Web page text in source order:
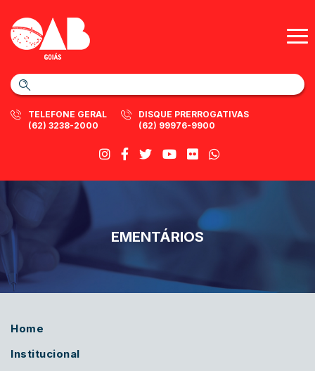
TELEFONE GERAL
(62) 3238-2000
DISQUE PRERROGATIVAS
(62) 99976-9900
EMENTÁRIOS
Home
Institucional